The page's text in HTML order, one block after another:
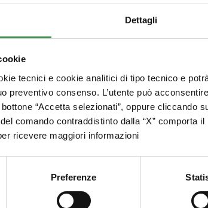
Dettagli
tecnici e cookie analitici di tipo tecnico e
preventivo consenso. L’utente può
“Accetta selezionati”, oppure cliccando
comando contraddistinto dalla “X” comporta
ricevere maggiori informazioni
Preferenze
ogni euro di spesa
sarà il tuo sconto
BUONO OMAGGIO del
di Aerosolterapia.
I punti
essere
Per